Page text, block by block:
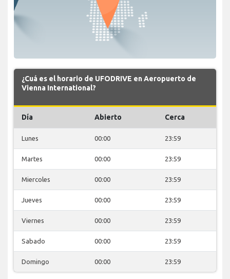
¿Cuá es el horario de UFODRIVE en Aeropuerto de
Vienna International?
Día Abierto Cerca
Lunes 00:00 23:59
Martes 00:00 23:59
Miercoles 00:00 23:59
Jueves 00:00 23:59
Viernes 00:00 23:59
Sabado 00:00 23:59
Domingo 00:00 23:59